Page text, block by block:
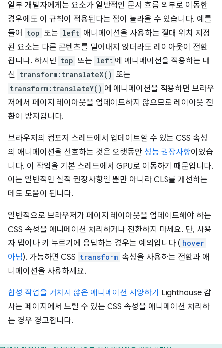
일부 개발자에게는 요소가 일반적인 문서 흐름 외부로 이동한
경우에도 이 규칙이 적용된다는 점이 놀라울 수 있습니다. 예를
들어
top 또는 left 애니메이션을 사용하는 절대 위치 지정
된 요소는 다른 콘텐츠를 밀어내지 않더라도 레이아웃이 전환
됩니다. 하지만 top 또는 left 에 애니메이션을 적용하는 대
신 transform:translateX() 또는
transform:translateY() 에 애니메이션을 적용하면 브라우
저에서 페이지 레이아웃을 업데이트하지 않으므로 레이아웃 전
환이 방지됩니다.
브라우저의 컴포저 스레드에서 업데이트할 수 있는 CSS 속성
의 애니메이션을 선호하는 것은 오랫동안 성능 권장사항이었습
니다. 이 작업을 기본 스레드에서 GPU로 이동하기 때문입니다.
이는 일반적인 실적 권장사항일 뿐만 아니라 CLS를 개선하는
데도 도움이 됩니다.
일반적으로 브라우저가 페이지 레이아웃을 업데이트해야 하는
CSS 속성을 애니메이션 처리하거나 전환하지 마세요. 단, 사용
자 탭이나 키 누르기에 응답하는 경우는 예외입니다 ( hover
아님). 가능하면 CSS transform 속성을 사용하는 전환과 애
니메이션을 사용하세요.
합성 작업을 거치지 않은 애니메이션 지양하기 Lighthouse 감
사는 페이지에서 느릴 수 있는 CSS 속성을 애니메이션 처리하
는 경우 경고합니다.